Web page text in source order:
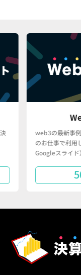
web3の最新事
のお仕事で利用
Googleスライド